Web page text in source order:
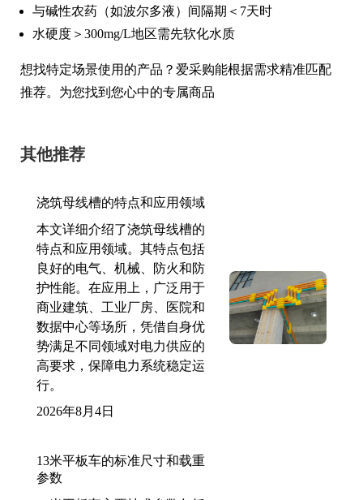
与碱性农药（如波尔多液）间隔期＜7天时
水硬度＞300mg/L地区需先软化水质
想找特定场景使用的产品？爱采购能根据需求精准匹配
推荐。为您找到您心中的专属商品
其他推荐
浇筑母线槽的特点和应用领域
本文详细介绍了浇筑母线槽的
特点和应用领域。其特点包括
良好的电气、机械、防火和防
护性能。在应用上，广泛用于
商业建筑、工业厂房、医院和
数据中心等场所，凭借自身优
势满足不同领域对电力供应的
高要求，保障电力系统稳定运
行。
2026年8月4日
13米平板车的标准尺寸和载重
参数